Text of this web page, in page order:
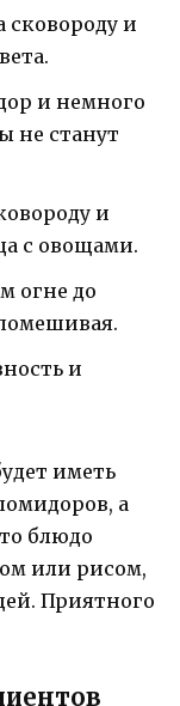
сковороду и
и немного
не станут
и
с овощами.
огне до
и
иметь
а
блюдо
или рисом,
Приятного